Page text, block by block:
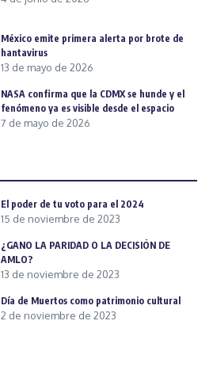
México emite primera alerta por brote de
hantavirus
13 de mayo de 2026
NASA confirma que la CDMX se hunde y el
fenómeno ya es visible desde el espacio
7 de mayo de 2026
El poder de tu voto para el 2024
15 de noviembre de 2023
¿GANO LA PARIDAD O LA DECISIÓN DE
AMLO?
13 de noviembre de 2023
Día de Muertos como patrimonio cultural
2 de noviembre de 2023